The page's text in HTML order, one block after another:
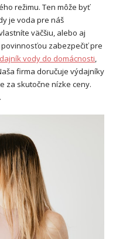
režimu. Ten môže byť
je voda pre náš
väčšiu, alebo aj
zabezpečiť pre
vody do domácnosti,
firma doručuje výdajníky
za skutočne nízke ceny.